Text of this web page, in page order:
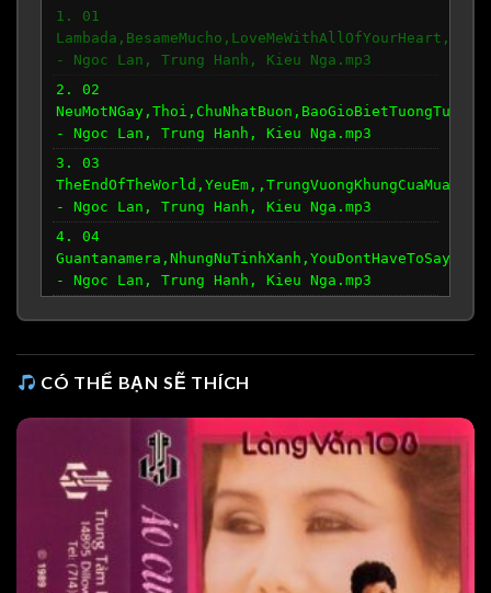
1. 01
- Ngoc Lan, Trung Hanh, Kieu Nga.mp3
2. 02
- Ngoc Lan, Trung Hanh, Kieu Nga.mp3
3. 03
- Ngoc Lan, Trung Hanh, Kieu Nga.mp3
4. 04
- Ngoc Lan, Trung Hanh, Kieu Nga.mp3
CÓ THỂ BẠN SẼ THÍCH